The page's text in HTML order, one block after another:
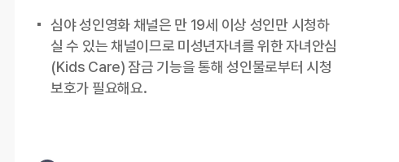
심야 성인영화 채널은 만 19세 이상 성인만 시청하
실 수 있는 채널이므로 미성년자녀를 위한 자녀안심
(Kids Care) 잠금 기능을 통해 성인물로부터 시청
보호가 필요해요.